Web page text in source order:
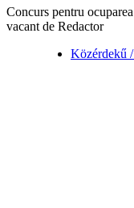
Concurs pentru
vacant de Redactor
Közérdekű